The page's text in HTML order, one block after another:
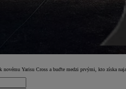
novému Yarisu Cross a buďte medzi prvými, kto získa